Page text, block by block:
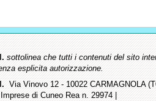
sottolinea che tutti i contenuti del sito
esplicita autorizzazione.
Via Vinovo 12 - 10022 CARMAGNOLA
di Cuneo Rea n. 29974 |